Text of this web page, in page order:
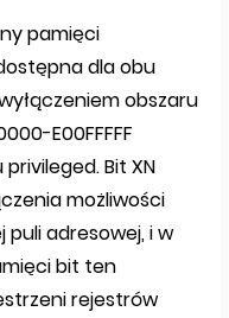
pamięci
dla obu
obszaru
E00FFFFF
Bit XN
możliwości
adresowej, i w
bit ten
rejestrów